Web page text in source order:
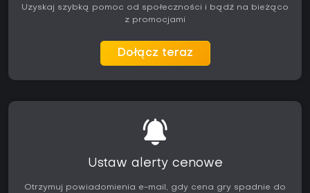
Uzyskaj szybką pomoc od społeczności i bądź na bieżąco
z promocjami
Dołącz teraz
Ustaw alerty cenowe
Otrzymuj powiadomienia e-mail, gdy cena gry spadnie do